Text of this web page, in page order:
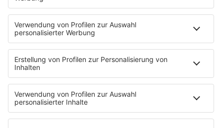
HOME
INFOS
Kontakt
Jobs & Praktika
Pressekontakt
Presse & Downloads
Wetter